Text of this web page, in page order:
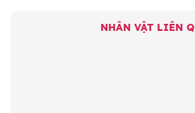
NHÂN VẬT LIÊN